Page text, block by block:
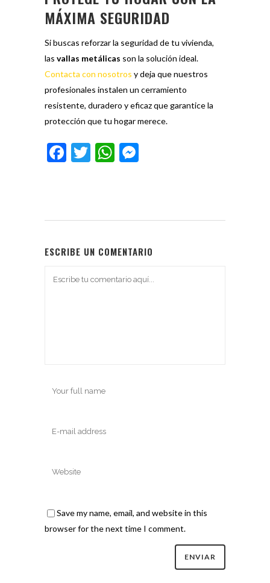
MÁXIMA SEGURIDAD
Si buscas reforzar la seguridad de tu vivienda,
las vallas metálicas son la solución ideal.
Contacta con nosotros y deja que nuestros
profesionales instalen un cerramiento
resistente, duradero y eficaz que garantice la
protección que tu hogar merece.
Facebook
TwitterWhatsApp
ESCRIBE UN COMENTARIO
Save my name, email, and website in this
browser for the next time I comment.